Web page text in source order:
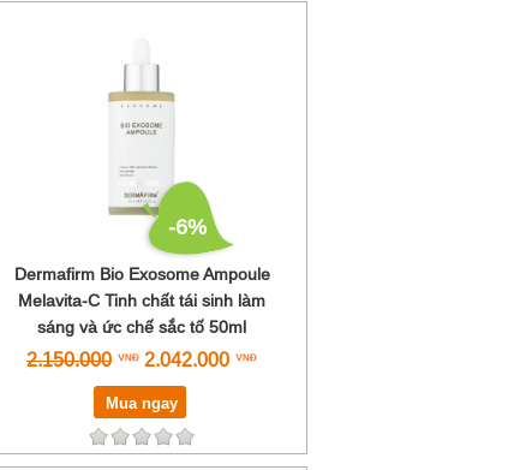
-6%
Dermafirm Bio Exosome Ampoule
Melavita-C Tinh chất tái sinh làm
sáng và ức chế sắc tố 50ml
2.150.000 2.042.000
Mua ngay